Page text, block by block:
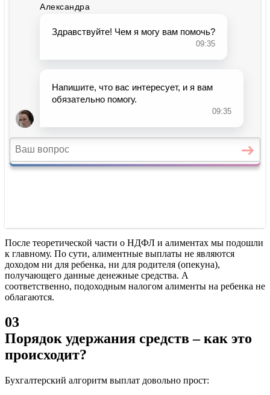
После теоретической части о НДФЛ и алиментах мы подошли
к главному. По сути, алиментные выплаты не являются
доходом ни для ребенка, ни для родителя (опекуна),
получающего данные денежные средства. А
соответственно, подоходным налогом алименты на ребенка не
облагаются.
03
Порядок удержания средств – как это
происходит?
Бухгалтерский алгоритм выплат довольно прост: